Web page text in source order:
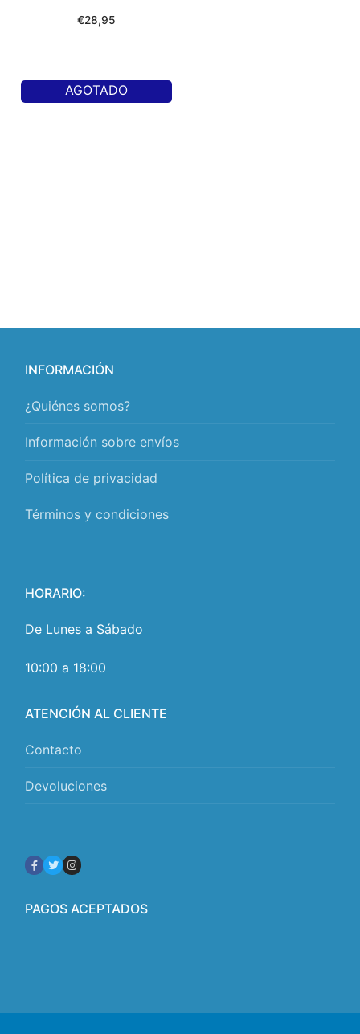
€28,95
AGOTADO
INFORMACIÓN
¿Quiénes somos?
Información sobre envíos
Política de privacidad
Términos y condiciones
HORARIO:
De Lunes a Sábado
10:00 a 18:00
ATENCIÓN AL CLIENTE
Contacto
Devoluciones
PAGOS ACEPTADOS